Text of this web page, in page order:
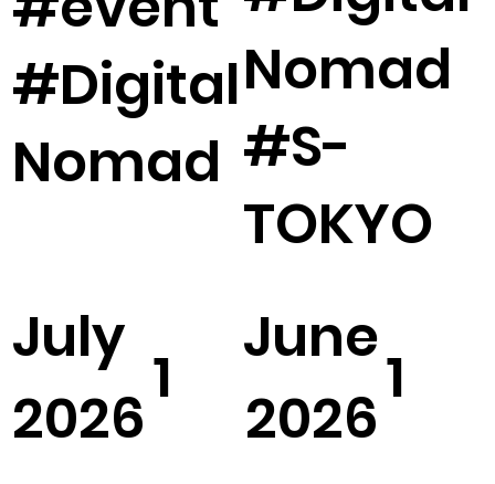
#Digital
Nomad
Nomad
#S-
TOKYO
July
1
2026
June
1
2026